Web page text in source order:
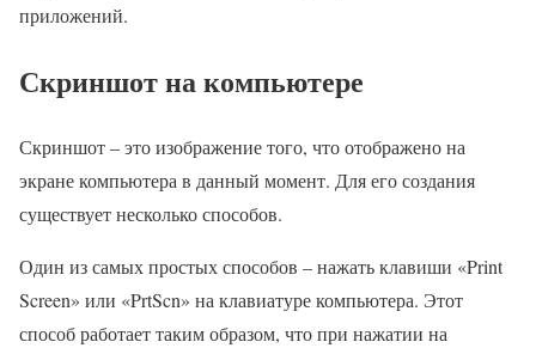
приложений.
Скриншот на компьютере
Скриншот – это изображение того, что отображено на
экране компьютера в данный момент. Для его создания
существует несколько способов.
Один из самых простых способов – нажать клавиши «Print
Screen» или «PrtScn» на клавиатуре компьютера. Этот
способ работает таким образом, что при нажатии на